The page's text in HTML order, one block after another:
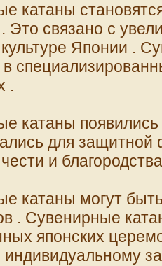
катаны
Это связано с
Японии .
.
катаны
для
и
катаны могут
. Сувенирные
японских